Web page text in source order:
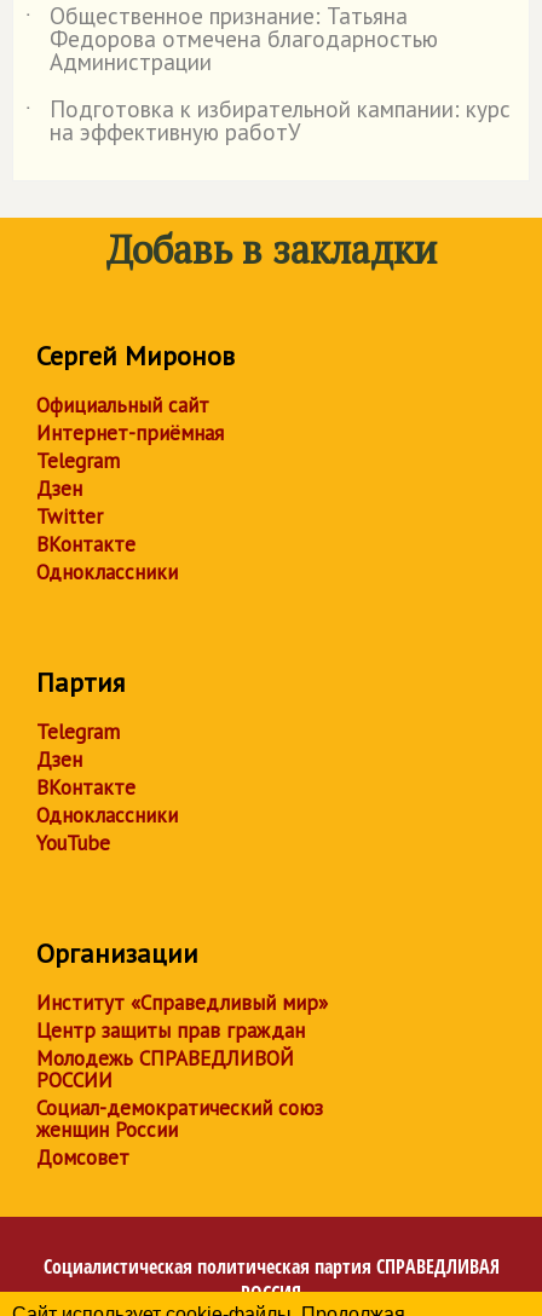
˙
Общественное признание: Татьяна
Федорова отмечена благодарностью
Администрации
˙
Подготовка к избирательной кампании: курс
на эффективную работУ
Добавь в закладки
Сергей Миронов
Официальный сайт
Интернет-приёмная
Telegram
Дзен
Twitter
ВКонтакте
Одноклассники
Партия
Telegram
Дзен
ВКонтакте
Одноклассники
YouTube
Организации
Институт «Справедливый мир»
Центр защиты прав граждан
Молодежь СПРАВЕДЛИВОЙ
РОССИИ
Социал-демократический союз
женщин России
Домсовет
Социалистическая политическая партия СПРАВЕДЛИВАЯ
РОССИЯ